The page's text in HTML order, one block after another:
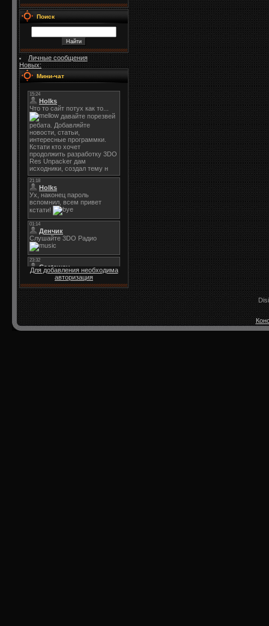
Поиск
Личные сообщения
Новых:
Мини-чат
Для добавления необходима
авторизация